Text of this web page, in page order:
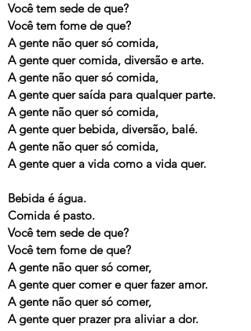
Você tem sede de que?
Você tem fome de que?
A gente não quer só comida,
A gente quer comida, diversão e arte.
A gente não quer só comida,
A gente quer saída para qualquer parte.
A gente não quer só comida,
A gente quer bebida, diversão, balé.
A gente não quer só comida,
A gente quer a vida como a vida quer.
Bebida é água.
Comida é pasto.
Você tem sede de que?
Você tem fome de que?
A gente não quer só comer,
A gente quer comer e quer fazer amor.
A gente não quer só comer,
A gente quer prazer pra aliviar a dor.